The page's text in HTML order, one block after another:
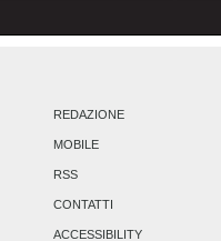
REDAZIONE
MOBILE
RSS
CONTATTI
ACCESSIBILITY